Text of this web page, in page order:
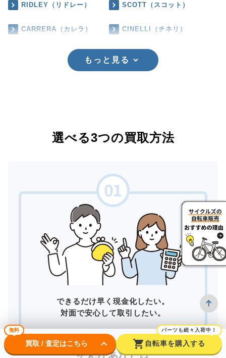
RIDLEY（リドレー） SCOTT（スコット）
CARRERA（カレラ） CINELLI（チネリ）
もっと見る
選べる3つの買取方法
できるだけ早く現金化したい。
対面で安心して取引したい。
そんなあなたは
無料
買取 / 査定はこちら keyboard_arrow_down shopping_cart
パーツも続々入荷中！
自転車を購入する